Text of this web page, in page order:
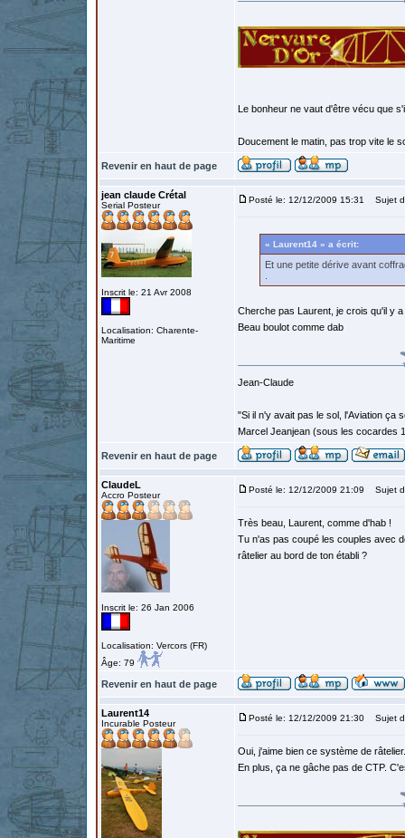
Le bonheur ne vaut d'être vécu que
Doucement le matin, pas trop vite le
Revenir en haut de page
jean claude Crétal
Serial Posteur
Inscrit le: 21 Avr 2008
Localisation: Charente-
Maritime
Posté le: 12/12/2009 15:31 Sujet
« Laurent14 » a écrit:
Et une petite dérive avant
Cherche pas Laurent, je crois qu'il y
Beau boulot comme dab
Jean-Claude
"Si il n'y avait pas le sol, l'Aviation ça
Marcel Jeanjean (sous les cocardes
Revenir en haut de page
ClaudeL
Accro Posteur
Inscrit le: 26 Jan 2006
Localisation: Vercors (FR)
Âge: 79
Posté le: 12/12/2009 21:09 Sujet
Très beau, Laurent, comme d'hab !
Tu n'as pas coupé les couples avec
râtelier au bord de ton établi ?
Revenir en haut de page
Laurent14
Incurable Posteur
Posté le: 12/12/2009 21:30 Sujet
Oui, j'aime bien ce système de
En plus, ça ne gâche pas de CTP.